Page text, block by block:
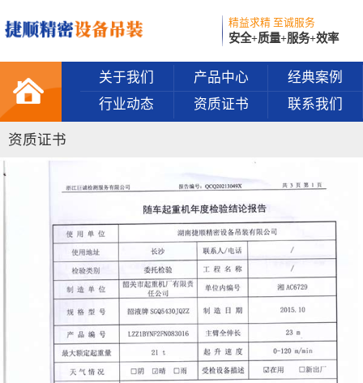
精益求精 至诚服务
安全+质量+服务+效率
关于我们 产品中心
经典案例
行业动态
资质证书 联系我们
资质证书